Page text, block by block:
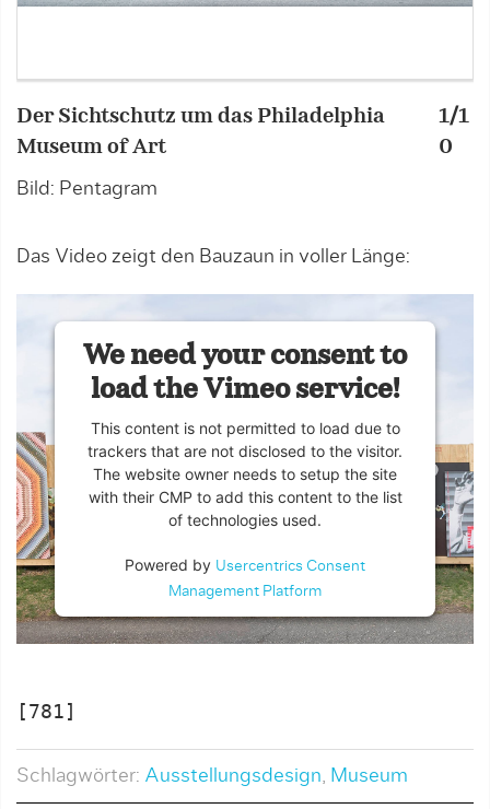
Der Sichtschutz um das Philadelphia
Museum of Art
Bild: Pentagram
1/1
0
Das Video zeigt den Bauzaun in voller Länge:
We need your consent to
load the Vimeo service!
This content is not permitted to load due to
trackers that are not disclosed to the visitor.
The website owner needs to setup the site
with their CMP to add this content to the list
of technologies used.
Powered by Usercentrics Consent
Management Platform
[781]
Schlagwörter: Ausstellungsdesign, Museum